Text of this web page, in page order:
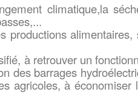
climatique,la
productions alimentaires,
à retrouver un
des barrages
agricoles, à économiser